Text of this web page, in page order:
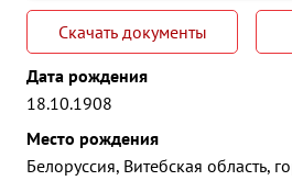
Скачать документы
Дата рождения
18.10.1908
Место рождения
Белоруссия, Витебская область,